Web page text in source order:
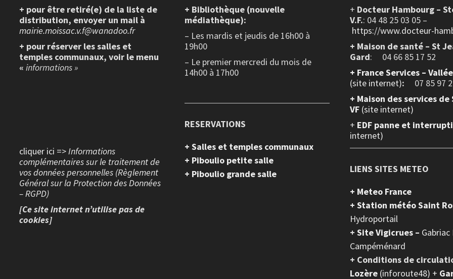
+ pour être retiré(e) de la liste de
distribution, envoyer un mail à
mairie.moissac.v.f@wanadoo.fr
+ pour réserver les salles et
temples communaux, voir le menu
«informations »
cliquer ici =>Informations
complémentaires sur le traitement de
vos données personnelles (Règlement
Général sur la Protection des Données
– RGPD)
[Ce site internet n’utilise pas de
cookies]
+ Bibliothèque (nouvelle
médiathèque):
– Les mardis et jeudis de 16h00 à
19h00
– Le premier mercredi du mois de
14h00 à 17h00
RESERVATIONS
+ Salles et temples communaux
+ Piboulio petite salle
+ Piboulio grande salle
+ Docteur Hambourg –
V.F.: 04 48 25 03 05 –
https://www.docteur-
+ Maison de santé – St
Gard: 04 66 85 17 52
+ France Services –
(site internet):
07 85 97
+ Maison des services
VF (site internet)
+ EDF panne et
internet)
LIENS SITES METEO
+ Meteo France
+ Station météo Saint
Hydroportail
+ Site Vigicrues –
Campéménard
+ Conditions de
Lozère (inforoute48) +